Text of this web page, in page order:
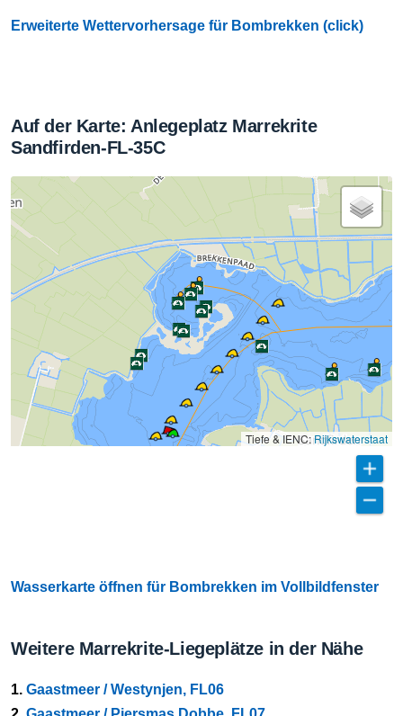
Erweiterte Wettervorhersage für Bombrekken (click)
Auf der Karte: Anlegeplatz Marrekrite
Sandfirden-FL-35C
Tiefe & IENC:Rijkswaterstaat
Wasserkarte öffnen für Bombrekken im Vollbildfenster
Weitere Marrekrite-Liegeplätze in der Nähe
1. Gaastmeer / Westynjen, FL06